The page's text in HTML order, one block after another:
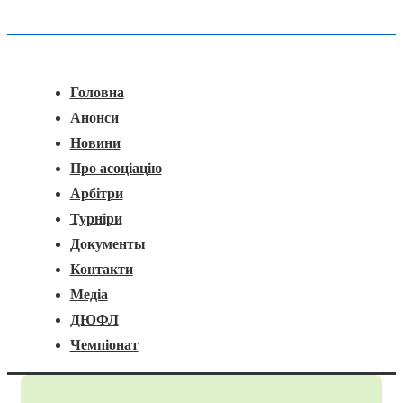
Головна
Анонси
Новини
Про асоціацію
Арбітри
Турніри
Документы
Контакти
Медіа
ДЮФЛ
Чемпіонат